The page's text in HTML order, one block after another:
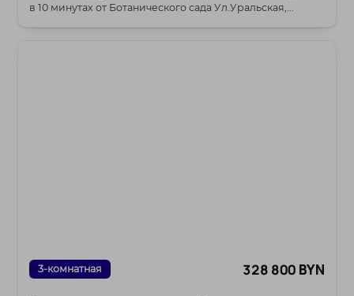
в 10 минутах от Ботанического сада Ул.Уральская,...
3-комнатная 328 800 BYN